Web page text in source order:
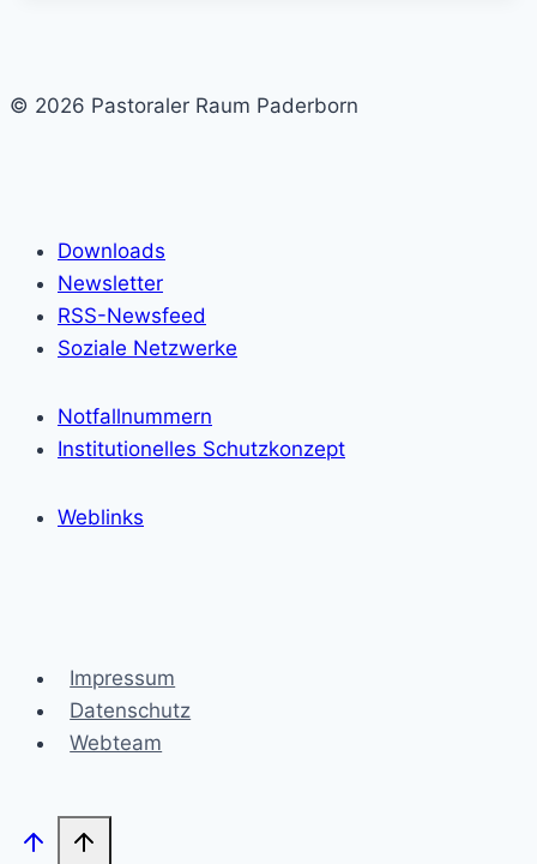
© 2026 Pastoraler Raum Paderborn
Downloads
Newsletter
RSS-Newsfeed
Soziale Netzwerke
Notfallnummern
Institutionelles Schutzkonzept
Weblinks
Impressum
Datenschutz
Webteam